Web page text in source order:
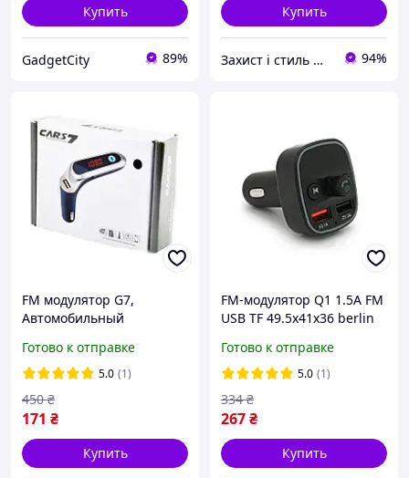
Купить
GadgetCity 89%
Купить
Захист і стиль — в одному магазині 94%
FM модулятор G7,
Автомобильный
передатчик для авто
Bluetooth
Готово к отправке
5.0 (1)
171 ₴
450 ₴
Купить
FM-модулятор Q1 1.5A FM
USB TF 49.5х41х36 berlin
Готово к отправке
5.0 (1)
267₴
334 ₴
Купить